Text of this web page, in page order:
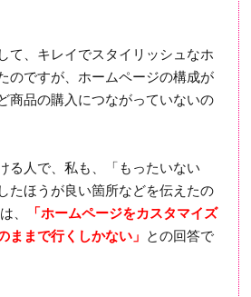
て、キレイでスタイリッシュなホ
のですが、ホームページの構成が
商品の購入につながっていないの
る人で、私も、「もったいない
たほうが良い箇所などを伝えたの
、
「ホームページをカスタマイズ
ままで行くしかない」 との回答で